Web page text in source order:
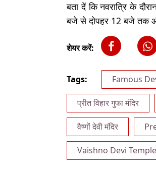
बता दें कि नवरात्रि के
बजे से दोपहर 12 बजे तक
शेयर करें:
Tags: Famous
प्रीत विहार गुफा मंदिर
वैष्णों देवी मंदिर
Vaishno Devi Temple